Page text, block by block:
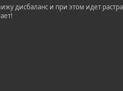
дисбаланс и при этом идет